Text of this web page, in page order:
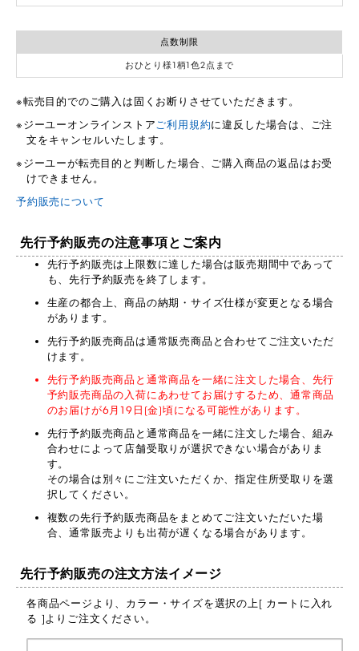
点数制限
おひとり様1柄1色2点まで
転売目的でのご購入は固くお断りさせていただきます。
ジーユーオンラインストアご利用規約に違反した場合は、ご注
文をキャンセルいたします。
ジーユーが転売目的と判断した場合、ご購入商品の返品はお受
けできません。
予約販売について
先行予約販売の注意事項とご案内
先行予約販売は上限数に達した場合は販売期間中であって
も、先行予約販売を終了します。
生産の都合上、商品の納期・サイズ仕様が変更となる場合
があります。
先行予約販売商品は通常販売商品と合わせてご注文いただ
けます。
先行予約販売商品と通常商品を一緒に注文した場合、先行
予約販売商品の入荷にあわせてお届けするため、通常商品
のお届けが6月19日(金)頃になる可能性があります。
先行予約販売商品と通常商品を一緒に注文した場合、組み
合わせによって店舗受取りが選択できない場合がありま
す。
その場合は別々にご注文いただくか、指定住所受取りを選
択してください。
複数の先行予約販売商品をまとめてご注文いただいた場
合、通常販売よりも出荷が遅くなる場合があります。
先行予約販売の注文方法イメージ
各商品ページより、カラー・サイズを選択の上[ カートに入れ
る ]よりご注文ください。